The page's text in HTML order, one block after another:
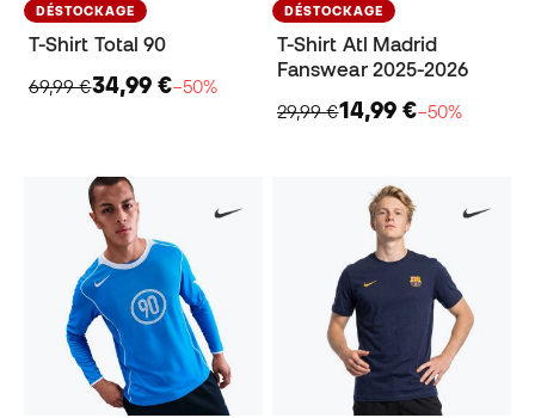
DÉSTOCKAGE
T-Shirt Total 90
69,99 €34,99 €−50%
DÉSTOCKAGE
T-Shirt Atl Madrid
Fanswear 2025-2026
29,99 €14,99 €−50%